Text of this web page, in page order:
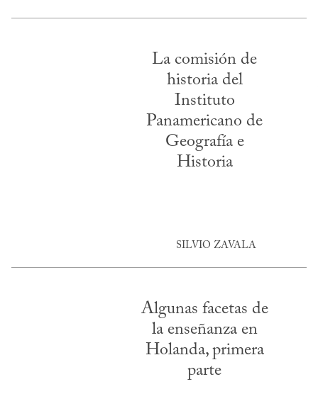
La comisión de
historia del
Instituto
Panamericano de
Geografía e
Historia
SILVIO ZAVALA
Algunas facetas de
la enseñanza en
Holanda, primera
parte